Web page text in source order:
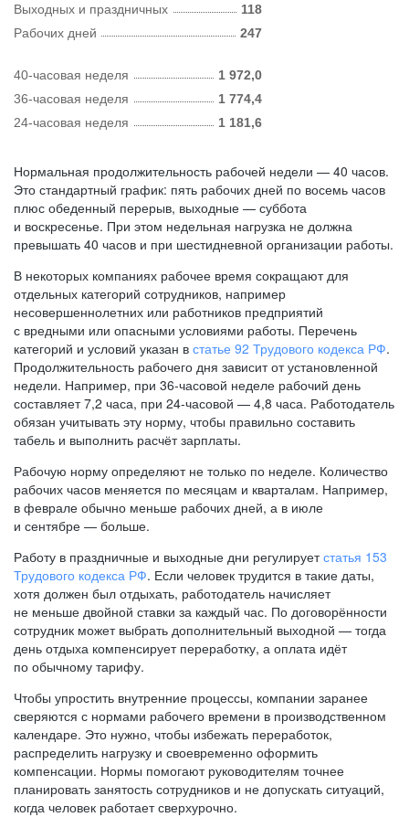
Рабочих дней 247
Выходных и праздничных 118
40-часовая неделя
1 972,0
36-часовая неделя
1 774,4
24-часовая неделя
1 181,6
Нормальная продолжительность рабочей недели — 40 часов.
Это стандартный график: пять рабочих дней по восемь часов
плюс обеденный перерыв, выходные — суббота
и воскресенье. При этом недельная нагрузка не должна
превышать 40 часов и при шестидневной организации работы.
В некоторых компаниях рабочее время сокращают для
отдельных категорий сотрудников, например
несовершеннолетних или работников предприятий
с вредными или опасными условиями работы. Перечень
категорий и условий указан в статье 92 Трудового кодекса РФ.
Продолжительность рабочего дня зависит от установленной
недели. Например, при 36-часовой неделе рабочий день
составляет 7,2 часа, при 24-часовой — 4,8 часа. Работодатель
обязан учитывать эту норму, чтобы правильно составить
табель и выполнить расчёт зарплаты.
Рабочую норму определяют не только по неделе. Количество
рабочих часов меняется по месяцам и кварталам. Например,
в феврале обычно меньше рабочих дней, а в июле
и сентябре — больше.
Работу в праздничные и выходные дни регулируетстатья 153
Трудового кодекса РФ. Если человек трудится в такие даты,
хотя должен был отдыхать, работодатель начисляет
не меньше двойной ставки за каждый час. По договорённости
сотрудник может выбрать дополнительный выходной — тогда
день отдыха компенсирует переработку, а оплата идёт
по обычному тарифу.
Чтобы упростить внутренние процессы, компании заранее
сверяются с нормами рабочего времени в производственном
календаре. Это нужно, чтобы избежать переработок,
распределить нагрузку и своевременно оформить
компенсации. Нормы помогают руководителям точнее
планировать занятость сотрудников и не допускать ситуаций,
когда человек работает сверхурочно.